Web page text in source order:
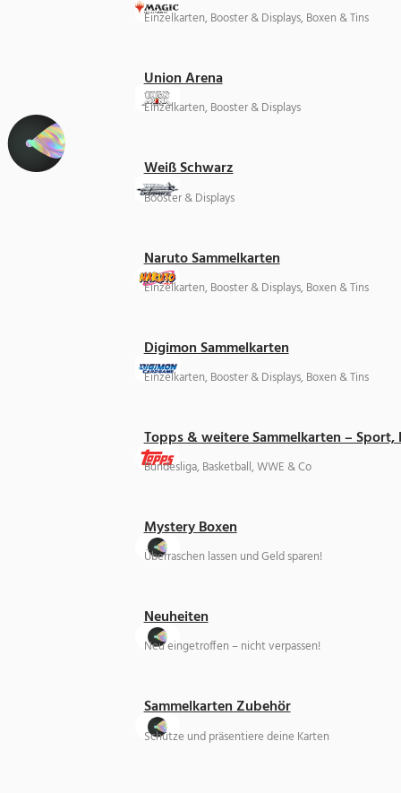
Einzelkarten, Booster & Displays, Boxen & Tins
Union Arena
Einzelkarten, Booster & Displays
Weiß Schwarz
Booster & Displays
Naruto Sammelkarten
Einzelkarten, Booster & Displays, Boxen & Tins
Digimon Sammelkarten
Einzelkarten, Booster & Displays, Boxen & Tins
Topps & weitere Sammelkarten –
Bundesliga, Basketball, WWE & Co
Mystery Boxen
Überraschen lassen und Geld sparen!
Neuheiten
Neu eingetroffen – nicht verpassen!
Sammelkarten Zubehör
Schütze und präsentiere deine Karten